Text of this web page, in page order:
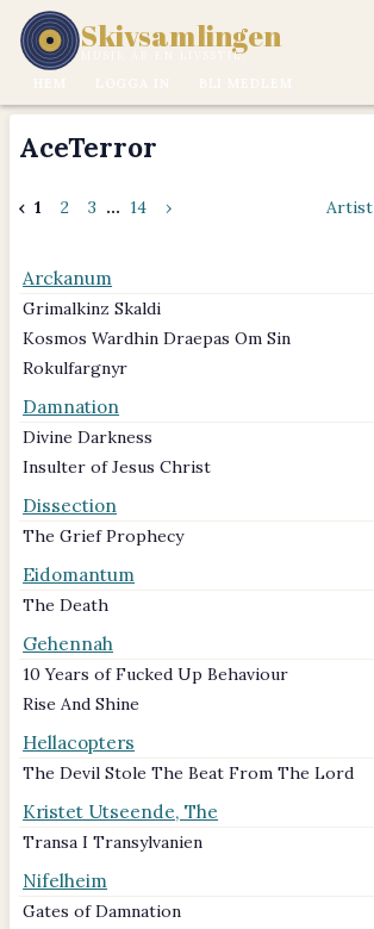
Skivsamlingen
MUSIK ÄR EN LIVSSTIL.
AceTerror
‹ 1 2 3 ... 14 › Artist
Arckanum
Grimalkinz Skaldi
Kosmos Wardhin Draepas Om Sin
Rokulfargnyr
Damnation
Divine Darkness
Insulter of Jesus Christ
Dissection
The Grief Prophecy
Eidomantum
The Death
Gehennah
10 Years of Fucked Up Behaviour
Rise And Shine
Hellacopters
The Devil Stole The Beat From The Lord
Kristet Utseende, The
Transa I Transylvanien
Nifelheim
Gates of Damnation